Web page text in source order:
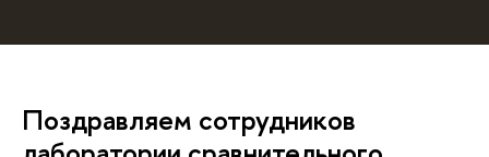
Поздравляем сотрудников